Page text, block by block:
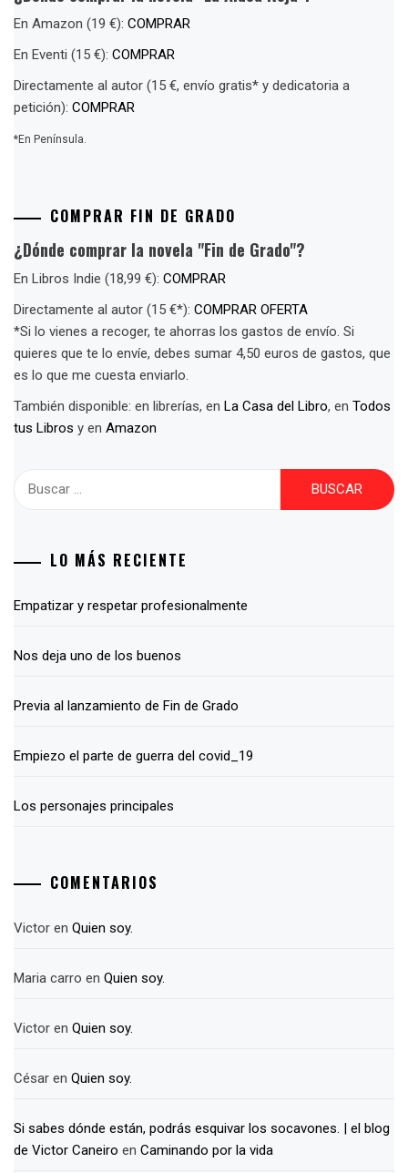
En Amazon (19 €): COMPRAR
En Eventi (15 €): COMPRAR
Directamente al autor (15 €, envío gratis* y dedicatoria a
petición): COMPRAR
*En Península.
COMPRAR FIN DE GRADO
¿Dónde comprar la novela "Fin de Grado"?
En Libros Indie (18,99 €): COMPRAR
Directamente al autor (15 €*): COMPRAR OFERTA
*Si lo vienes a recoger, te ahorras los gastos de envío. Si
quieres que te lo envíe, debes sumar 4,50 euros de gastos, que
es lo que me cuesta enviarlo.
También disponible: en librerías, en La Casa del Libro, en Todos
tus Libros y en Amazon
LO MÁS RECIENTE
Empatizar y respetar profesionalmente
Nos deja uno de los buenos
Previa al lanzamiento de Fin de Grado
Empiezo el parte de guerra del covid_19
Los personajes principales
COMENTARIOS
Victor en Quien soy.
Maria carro en Quien soy.
Victor en Quien soy.
César en Quien soy.
Si sabes dónde están, podrás esquivar los socavones. | el blog
de Victor Caneiro en Caminando por la vida